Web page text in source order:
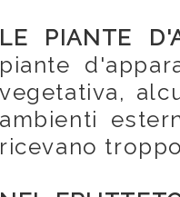
LE PIANTE
piante
vegetativa,
ambienti
ricevano